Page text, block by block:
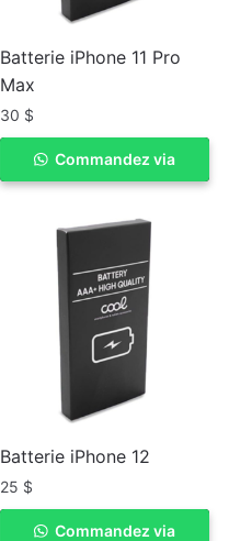
Batterie iPhone 11 Pro
Max
30 $
ACHETER
Commandez via
Batterie iPhone 12
25 $
ACHETER
Commandez via